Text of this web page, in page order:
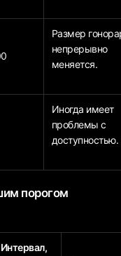
Размер
непрерывно
меняется.
Иногда имеет
проблемы с
доступностью.
порогом
Интервал,